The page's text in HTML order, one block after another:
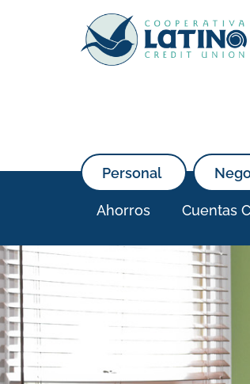
Personal
Ahorros Cuentas